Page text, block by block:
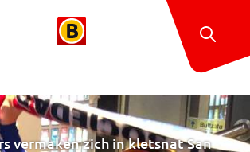
vermaken zich in kletsnat San